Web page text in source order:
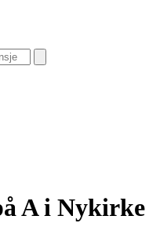
A i Nykirke